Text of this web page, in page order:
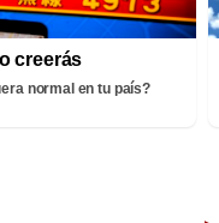
creerás
normal en tu país?